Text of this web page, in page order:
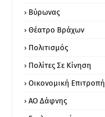
Βύρωνας
Θέατρο Βράχων
Πολιτισμός
Πολίτες Σε Κίνηση
Οικονομική Επιτροπή
ΑΟ Δάφνης